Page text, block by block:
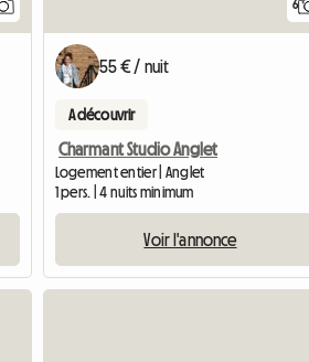
6
55 € / nuit
A découvrir
Charmant Studio Anglet
Logement entier | Anglet
1 pers. | 4 nuits minimum
Voir l'annonce